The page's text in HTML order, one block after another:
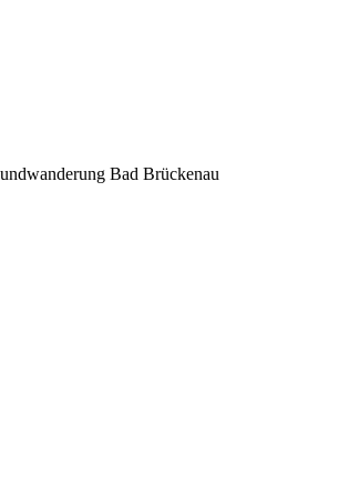
Bad Brückenau